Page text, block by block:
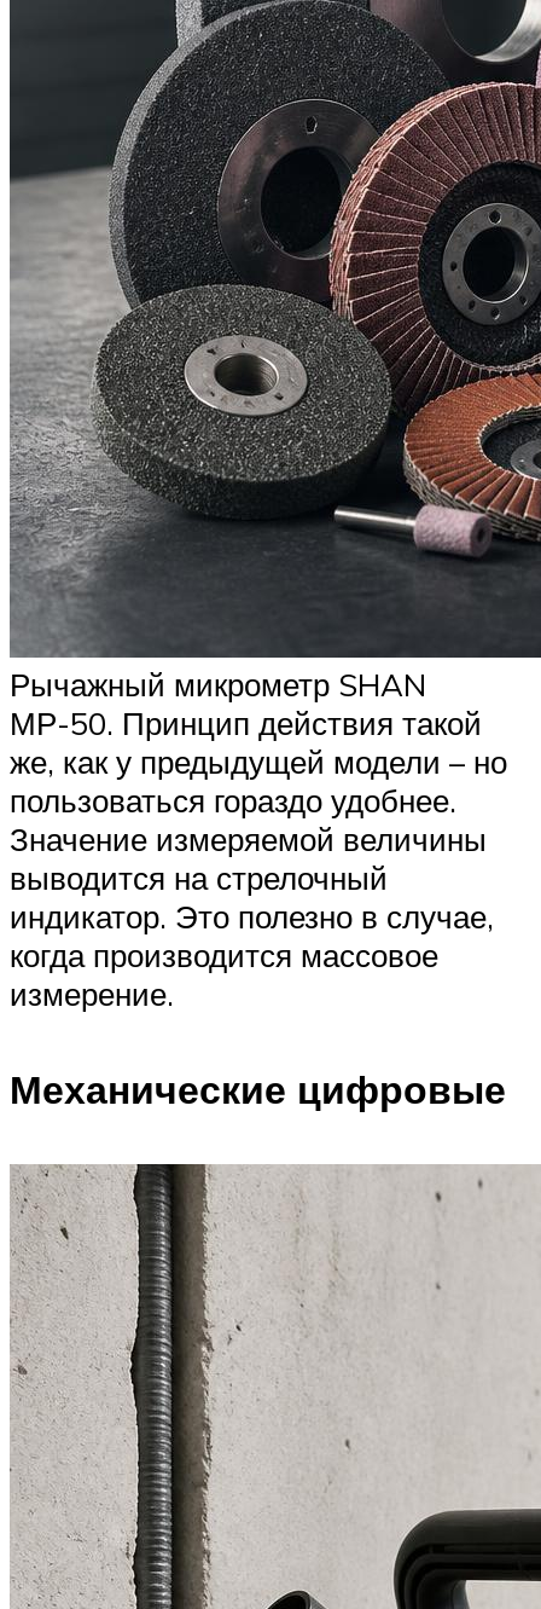
Рычажный микрометр SHAN
МР-50. Принцип действия такой
же, как у предыдущей модели – но
пользоваться гораздо удобнее.
Значение измеряемой величины
выводится на стрелочный
индикатор. Это полезно в случае,
когда производится массовое
измерение.
Механические цифровые